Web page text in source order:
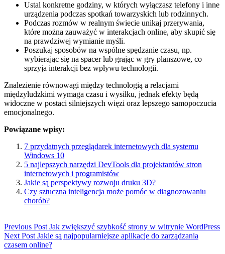
Ustal konkretne godziny, w których wyłączasz telefony i inne
urządzenia podczas spotkań towarzyskich lub rodzinnych.
Podczas rozmów w realnym świecie unikaj przerywania,
które można zauważyć w interakcjach online, aby skupić się
na prawdziwej wymianie myśli.
Poszukaj sposobów na wspólne spędzanie czasu, np.
wybierając się na spacer lub grając w gry planszowe, co
sprzyja interakcji bez wpływu technologii.
Znalezienie równowagi między technologią a relacjami
międzyludzkimi wymaga czasu i wysiłku, jednak efekty będą
widoczne w postaci silniejszych więzi oraz lepszego samopoczucia
emocjonalnego.
Powiązane wpisy:
7 przydatnych przeglądarek internetowych dla systemu
Windows 10
5 najlepszych narzędzi DevTools dla projektantów stron
internetowych i programistów
Jakie są perspektywy rozwoju druku 3D?
Czy sztuczna inteligencja może pomóc w diagnozowaniu
chorób?
Previous Post Jak zwiększyć szybkość strony w witrynie WordPress
Next Post Jakie są najpopularniejsze aplikacje do zarządzania
czasem online?